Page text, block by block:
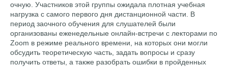
очную. Участников этой группы ожидала плотная учебная
нагрузка с самого первого дня дистанционной части. В
период заочного обучения для слушателей были
организованы еженедельные онлайн-встречи с лекторами по
Zoom в режиме реального времени, на которых они могли
обсудить теоретическую часть, задать вопросы и сразу
получить ответы, а также разобрать ошибки в пройденных